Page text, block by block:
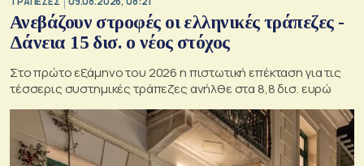
Ανεβάζουν στροφές οι ελληνικές τράπεζες -
Δάνεια 15 δισ. ο νέος στόχος
Στο πρώτο εξάμηνο του 2026 η πιστωτική επέκταση για τις
τέσσερις συστημικές τράπεζες ανήλθε στα 8,8 δισ. ευρώ